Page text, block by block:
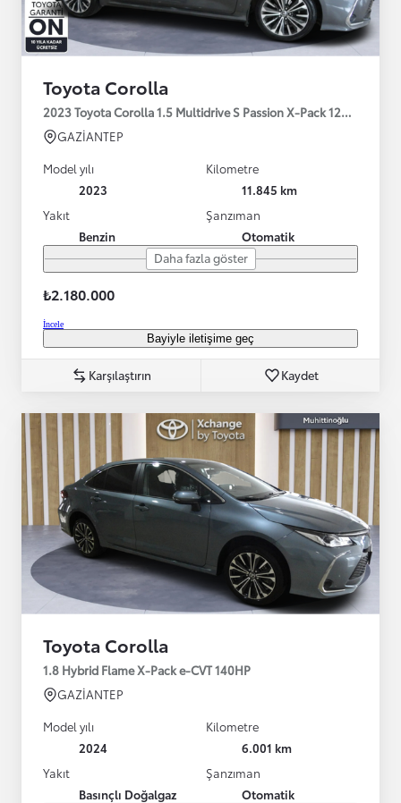
Toyota Corolla
2023 Toyota Corolla 1.5 Multidrive S Passion X-Pack 125HP
GAZİANTEP
Model yılı
2023
Kilometre
11.845 km
Yakıt
Benzin
Şanzıman
Otomatik
Daha fazla göster
₺2.180.000
İncele
Bayiyle iletişime geç
Karşılaştırın Kaydet
Toyota Corolla
1.8 Hybrid Flame X-Pack e-CVT 140HP
GAZİANTEP
Model yılı
2024
Kilometre
6.001 km
Yakıt
Basınçlı Doğalgaz
Şanzıman
Otomatik